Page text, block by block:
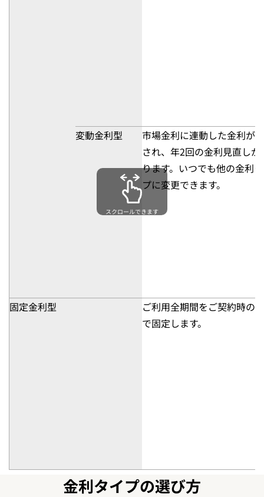
変動金利型
市場金利に連動した金利が
され、年2回の金利見直しが
ります。いつでも他の金利
プに変更できます。
固定金利型
ご利用全期間をご契約時の
で固定します。
スクロールできます
金利タイプの選び方